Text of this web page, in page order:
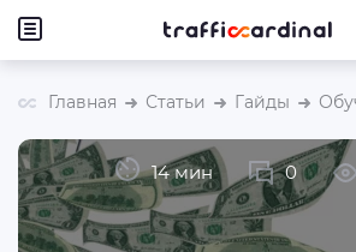
Главная Статьи Гайды
14 мин 0